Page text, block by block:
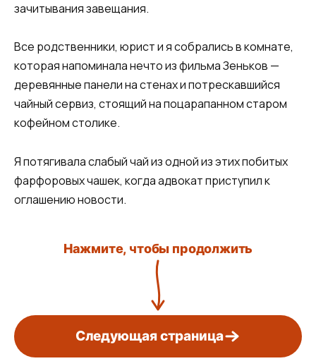
зачитывания завещания.
Все родственники, юрист и я собрались в комнате,
которая напоминала нечто из фильма Зеньков —
деревянные панели на стенах и потрескавшийся
чайный сервиз, стоящий на поцарапанном старом
кофейном столике.
Я потягивала слабый чай из одной из этих побитых
фарфоровых чашек, когда адвокат приступил к
оглашению новости.
Нажмите, чтобы продолжить
Следующая страница